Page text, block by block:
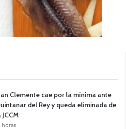
Clemente cae por la mínima ante
del Rey y queda eliminada de
horas